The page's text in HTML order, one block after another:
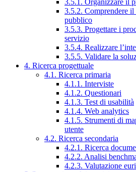
3.5.1. Organizzare il
3.5.2. Comprendere il
pubblico
3.5.3. Progettare i
servizio
3.5.4. Realizzare
3.5.5. Validare la
4. Ricerca progettuale
4.1. Ricerca primaria
4.1.1. Interviste
4.1.2. Questionari
4.1.3. Test di usabilità
4.1.4. Web analytics
4.1.5. Strumenti di
utente
4.2. Ricerca secondaria
4.2.1. Ricerca
4.2.2. Analisi
4.2.3. Valutazione